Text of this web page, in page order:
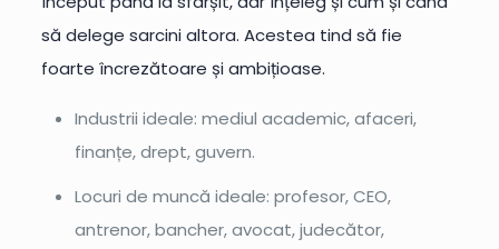
să delege sarcini altora. Acestea tind să fie
foarte încrezătoare și ambițioase.
Industrii ideale: mediul academic, afaceri,
finanțe, drept, guvern.
Locuri de muncă ideale: profesor, CEO,
antrenor, bancher, avocat, judecător,